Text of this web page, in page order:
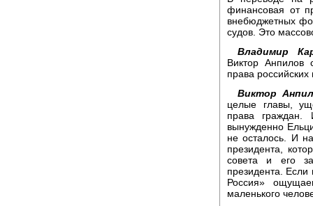
финансовая от
внебюджетных
судов. Это
Владимир
Виктор Анпилов
права российских
Виктор
целые главы,
права граждан.
вынужденно
не осталось. И
президента,
совета и его
президента.
Россия»
маленького